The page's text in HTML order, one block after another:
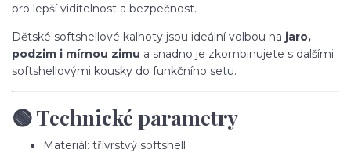
pro lepší viditelnost a bezpečnost.
Dětské softshellové kalhoty jsou ideální volbou na jaro,
podzim i mírnou zimu a snadno je zkombinujete s dalšími
softshellovými kousky do funkčního setu.
🟢 Technické parametry
Materiál: třívrstvý softshell